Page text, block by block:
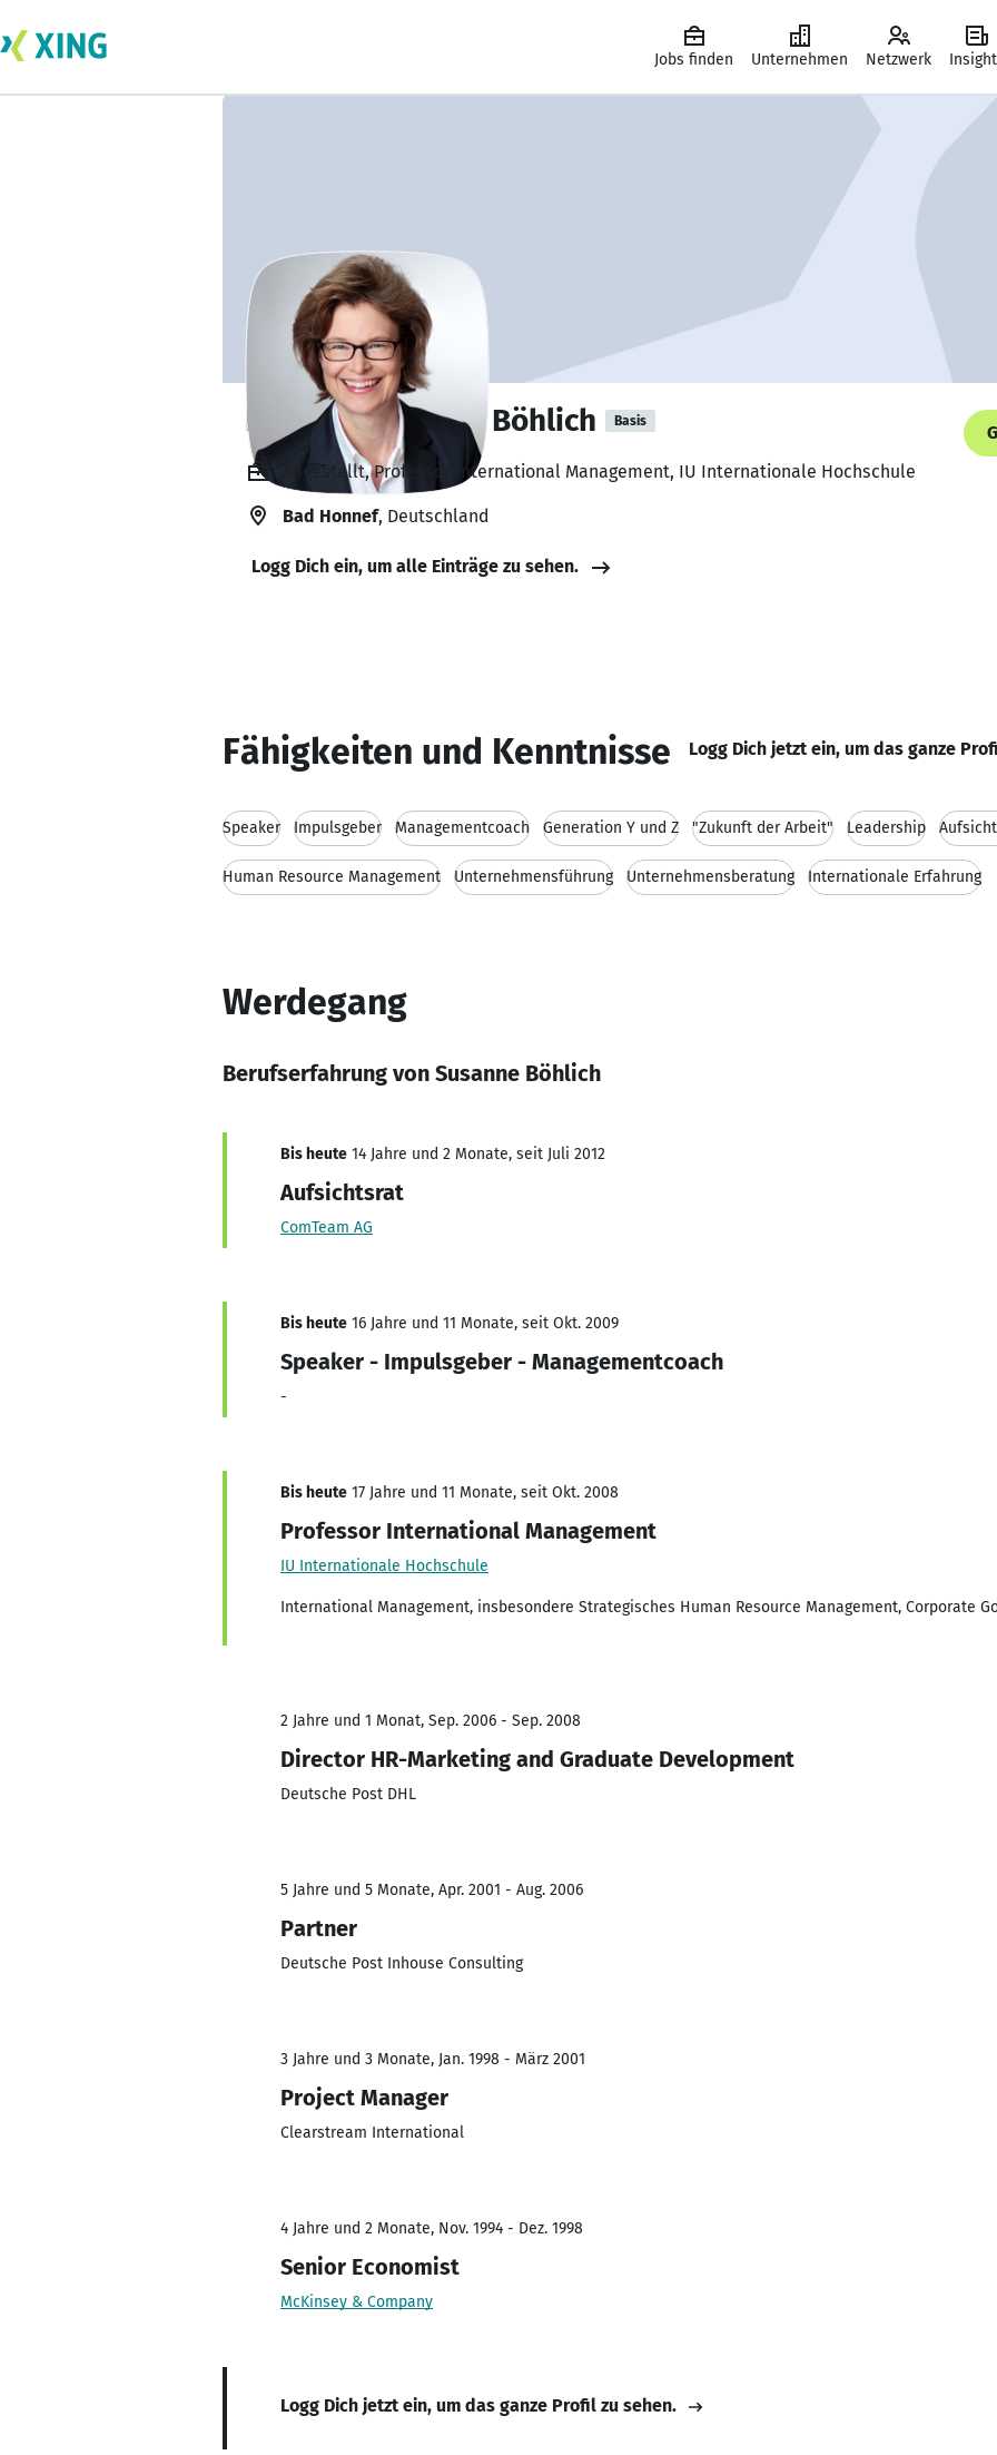
Jobs finden Unternehmen Netzwerk
Prof. Dr. Susanne Böhlich Basis
Angestellt, Professor International Management, IU Internationale Hochschule
Bad Honnef, Deutschland
Logg Dich ein, um alle Einträge zu sehen.
Fähigkeiten und Kenntnisse Logg Dich jetzt ein, um das ganze
Speaker Impulsgeber Managementcoach Generation Y und Z "Zukunft der Arbeit" Leadership
Human Resource Management Unternehmensführung Unternehmensberatung Internationale Erfahrung
Werdegang
Berufserfahrung von Susanne Böhlich
Bis heute 14 Jahre und 2 Monate, seit Juli 2012
Aufsichtsrat
ComTeam AG
Bis heute 16 Jahre und 11 Monate, seit Okt. 2009
Speaker - Impulsgeber - Managementcoach
-
Bis heute 17 Jahre und 11 Monate, seit Okt. 2008
Professor International Management
IU Internationale Hochschule
International Management, insbesondere Strategisches Human Resource Management, Corporate
2 Jahre und 1 Monat, Sep. 2006 - Sep. 2008
Director HR-Marketing and Graduate Development
Deutsche Post DHL
5 Jahre und 5 Monate, Apr. 2001 - Aug. 2006
Partner
Deutsche Post Inhouse Consulting
3 Jahre und 3 Monate, Jan. 1998 - März 2001
Project Manager
Clearstream International
4 Jahre und 2 Monate, Nov. 1994 - Dez. 1998
Senior Economist
McKinsey & Company
Logg Dich jetzt ein, um das ganze Profil zu sehen.